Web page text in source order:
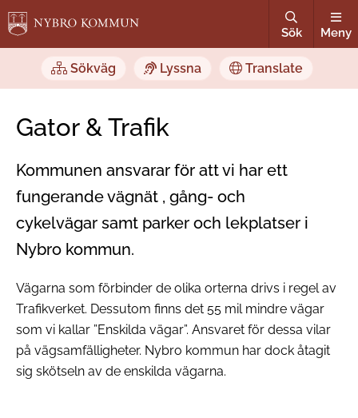
Sök Meny
Sökväg Lyssna Translate
Gator & Trafik
Kommunen ansvarar för att vi har ett
fungerande vägnät , gång- och
cykelvägar samt parker och lekplatser i
Nybro kommun.
Vägarna som förbinder de olika orterna drivs i regel av
Trafikverket. Dessutom finns det 55 mil mindre vägar
som vi kallar ”Enskilda vägar”. Ansvaret för dessa vilar
på vägsamfälligheter. Nybro kommun har dock åtagit
sig skötseln av de enskilda vägarna.